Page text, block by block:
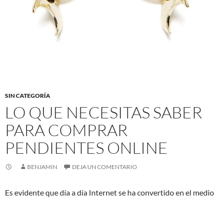
SIN CATEGORÍA
LO QUE NECESITAS SABER
PARA COMPRAR
PENDIENTES ONLINE
BENJAMIN DEJA UN COMENTARIO
Es evidente que día a día Internet se ha convertido en el medio